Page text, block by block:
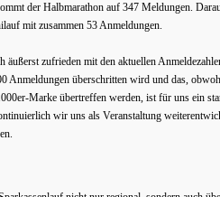
der Halbmarathon auf 347 Meldungen.
mit zusammen 53 Anmeldungen.
äußerst zufrieden mit den aktuellen
Anmeldungen überschritten wird und das,
übertreffen werden, ist für uns ein
wir uns als Veranstaltung